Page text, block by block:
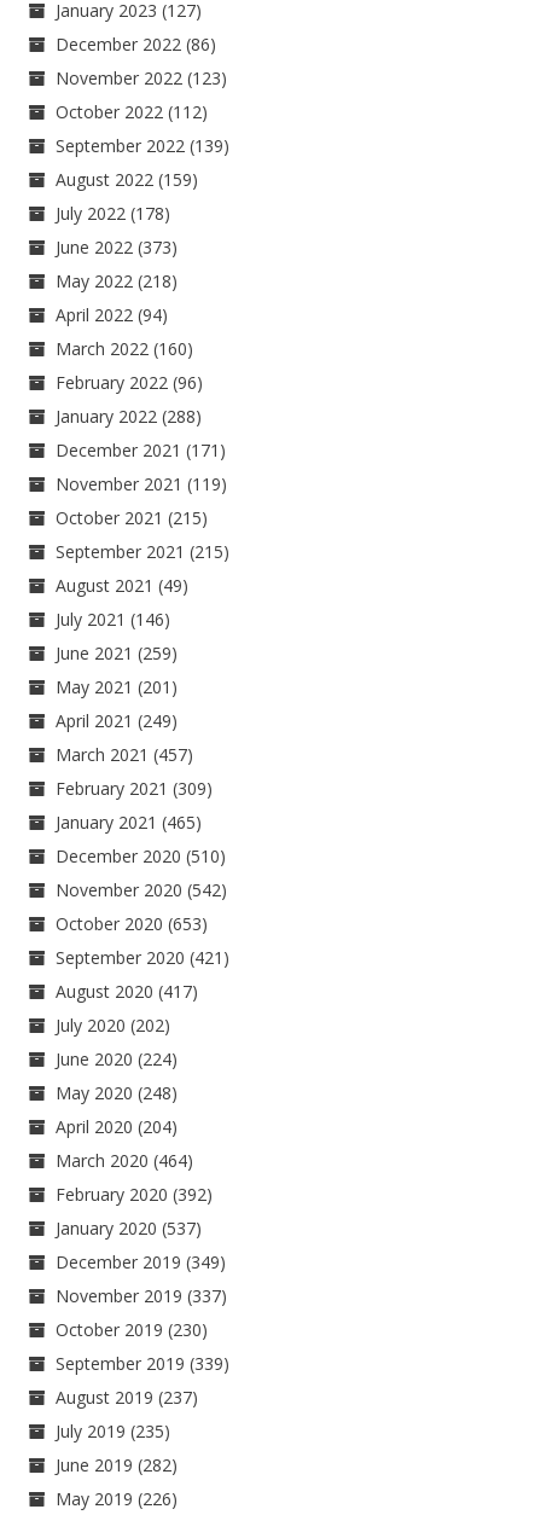
January 2023 (127)
December 2022 (86)
November 2022 (123)
October 2022 (112)
September 2022 (139)
August 2022 (159)
July 2022 (178)
June 2022 (373)
May 2022 (218)
April 2022 (94)
March 2022 (160)
February 2022 (96)
January 2022 (288)
December 2021 (171)
November 2021 (119)
October 2021 (215)
September 2021 (215)
August 2021 (49)
July 2021 (146)
June 2021 (259)
May 2021 (201)
April 2021 (249)
March 2021 (457)
February 2021 (309)
January 2021 (465)
December 2020 (510)
November 2020 (542)
October 2020 (653)
September 2020 (421)
August 2020 (417)
July 2020 (202)
June 2020 (224)
May 2020 (248)
April 2020 (204)
March 2020 (464)
February 2020 (392)
January 2020 (537)
December 2019 (349)
November 2019 (337)
October 2019 (230)
September 2019 (339)
August 2019 (237)
July 2019 (235)
June 2019 (282)
May 2019 (226)